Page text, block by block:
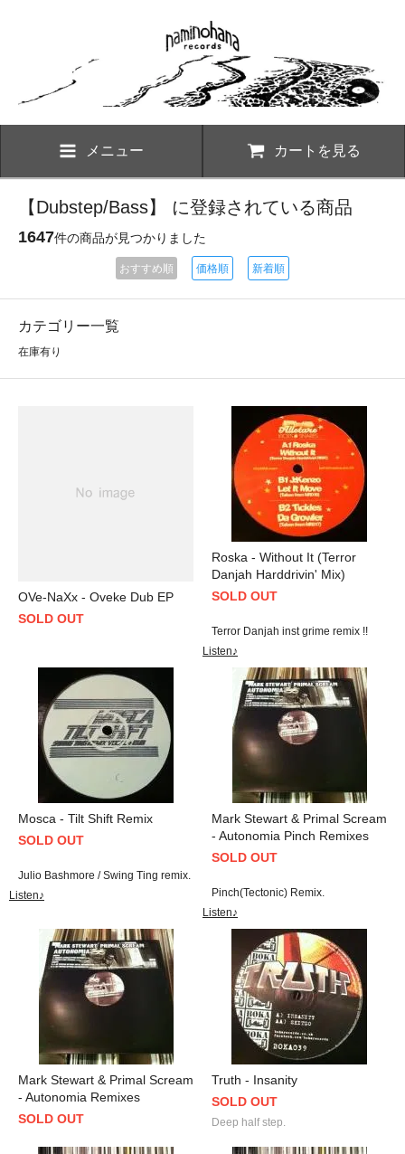
メニュー カートを見る
【Dubstep/Bass】 に登録されている商品
1647件の商品が見つかりました
おすすめ順 価格順 新着順
カテゴリー一覧
在庫有り
OVe-NaXx - Oveke Dub EP
SOLD OUT
Roska - Without It (Terror
Danjah Harddrivin' Mix)
SOLD OUT
Terror Danjah inst grime remix !!
Listen♪
Mosca - Tilt Shift Remix
SOLD OUT
Julio Bashmore / Swing Ting remix.
Listen♪
Mark Stewart & Primal Scream
- Autonomia Pinch Remixes
SOLD OUT
Pinch(Tectonic) Remix.
Listen♪
Mark Stewart & Primal Scream
- Autonomia Remixes
SOLD OUT
Truth - Insanity
SOLD OUT
Deep half step.